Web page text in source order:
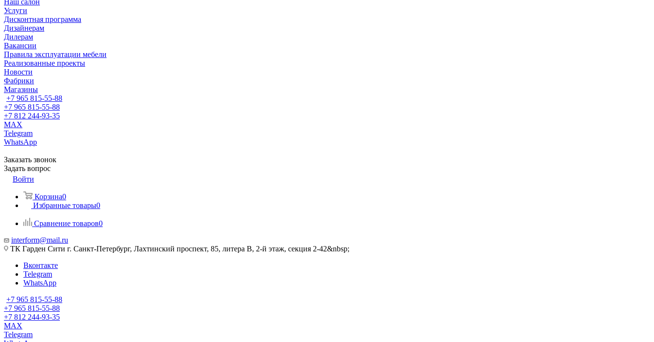
Наш салон
Услуги
Дисконтная программа
Дизайнерам
Дилерам
Вакансии
Правила эксплуатации мебели
Реализованные проекты
Новости
Фабрики
Магазины
+7 965 815-55-88
+7 965 815-55-88
+7 812 244-93-35
MAX
Telegram
WhatsApp
Заказать звонок
Задать вопрос
Войти
Корзина0
Избранные товары0
Сравнение товаров0
interform@mail.ru
ТК Гарден Сити г. Санкт-Петербург, Лахтинский проспект, 85, литера В, 2-й этаж, секция 2-42&nbsp;
Вконтакте
Telegram
WhatsApp
+7 965 815-55-88
+7 965 815-55-88
+7 812 244-93-35
MAX
Telegram